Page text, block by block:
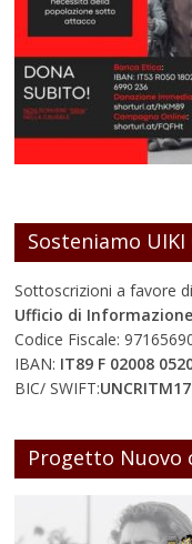
Sosteniamo UIKI
Sottoscrizioni a favore di
Ufficio di
Codice Fiscale:
IBAN: IT89 F 02008
BIC/ SWIFT:
Progetto Nuovo